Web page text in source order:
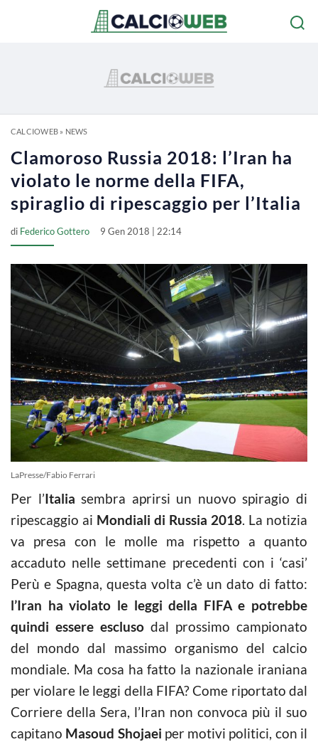
CALCIOWEB» NEWS
Clamoroso Russia 2018: l’Iran ha
violato le norme della FIFA,
spiraglio di ripescaggio per l’Italia
di Federico Gottero 9 Gen 2018 | 22:14
LaPresse/Fabio Ferrari
Per l’Italia sembra aprirsi un nuovo spiragio di
ripescaggio ai Mondiali di Russia 2018. La notizia
va presa con le molle ma rispetto a quanto
accaduto nelle settimane precedenti con i ‘casi’
Perù e Spagna, questa volta c’è un dato di fatto:
l’Iran ha violato le leggi della FIFA e potrebbe
quindi essere escluso dal prossimo campionato
del mondo dal massimo organismo del calcio
mondiale. Ma cosa ha fatto la nazionale iraniana
per violare le leggi della FIFA? Come riportato dal
Corriere della Sera, l’Iran non convoca più il suo
capitano Masoud Shojaei per motivi politici, con il